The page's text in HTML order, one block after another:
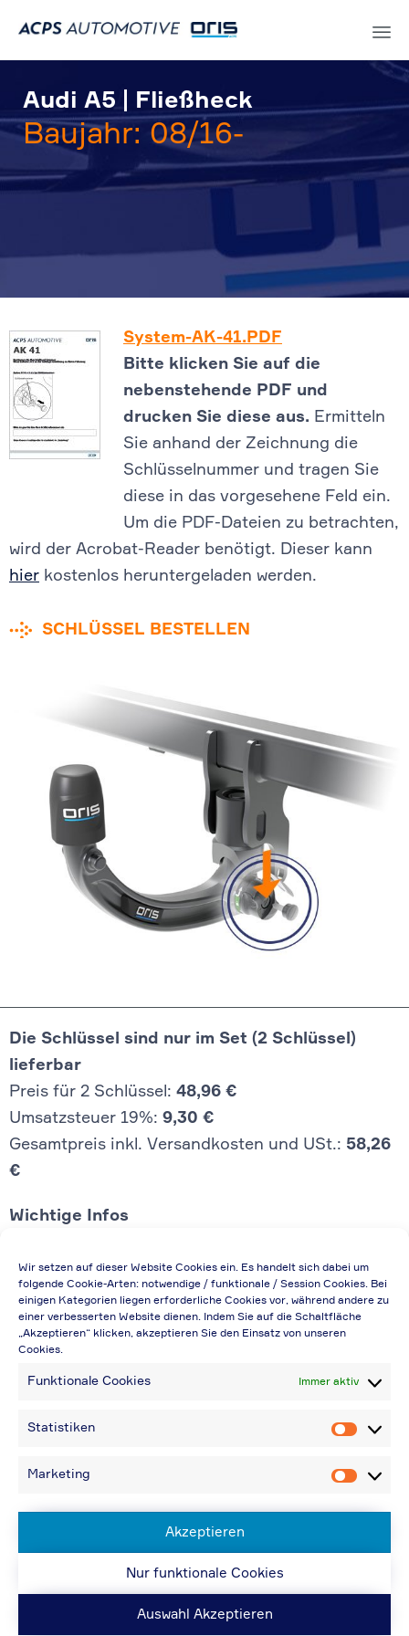
Wir setzen auf dieser Website Cookies ein. Es handelt sich dabei um
folgende Cookie-Arten: notwendige / funktionale / Session Cookies. Bei
einigen Kategorien liegen erforderliche Cookies vor, während andere zu
einer verbesserten Website dienen. Indem Sie auf die Schaltfläche
„Akzeptieren“ klicken, akzeptieren Sie den Einsatz von unseren
Cookies.
Funktionale Cookies Immer aktiv
Statistiken
Marketing
Akzeptieren
Nur funktionale Cookies
Auswahl Akzeptieren
Audi A5 | Fließheck
Baujahr: 08/16-
System-AK-41.PDF
Bitte klicken Sie auf die
nebenstehende PDF und
drucken Sie diese aus. Ermitteln
Sie anhand der Zeichnung die
Schlüsselnummer und tragen Sie
diese in das vorgesehene Feld ein.
Um die PDF-Dateien zu betrachten,
wird der Acrobat-Reader benötigt. Dieser kann
hier kostenlos heruntergeladen werden.
SCHLÜSSEL BESTELLEN
Die Schlüssel sind nur im Set (2 Schlüssel)
lieferbar
Preis für 2 Schlüssel: 48,96 €
Umsatzsteuer 19%: 9,30 €
Gesamtpreis inkl. Versandkosten und USt.: 58,26
€
Wichtige Infos
Die Preisangabe gilt auch für
Handelsbetriebe (Netto-Preis, ohne
Rabattabzug)
Falls durch Falschangaben im Bestellformular
Bei Rückfragen können Sie uns über die E-
Bei Angabe von USt-IdNr und Bestellungen
| Website: ORIS